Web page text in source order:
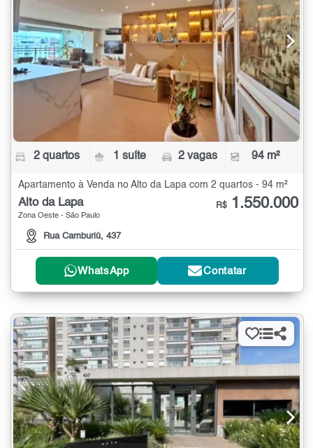
2 quartos 1 suíte 2 vagas 94 m²
Apartamento à Venda no Alto da Lapa com 2 quartos - 94 m²
Alto da Lapa
Zona Oeste - São Paulo
Rua Camburiú, 437
R$ 1.550.000
WhatsApp Contatar